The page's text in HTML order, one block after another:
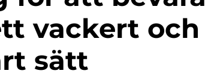
vackert och
sätt